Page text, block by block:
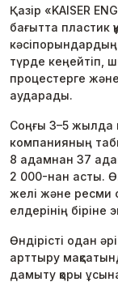
Қазір «KAISER
бағытта пластик
кәсіпорындардың
түрде кеңейтіп,
процестерге
аударады.
Соңғы 3–5 жылда
компанияның
8 адамнан 37
2 000-нан асты.
желі және ресми
елдерінің біріне
Өндірісті одан
арттыру
дамыту қоры